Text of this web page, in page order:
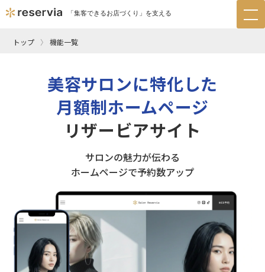
「集客できるお店づくり」を支える
トップ 機能一覧
美容サロンに特化した
月額制ホームページ
リザービアサイト
サロンの魅力が伝わる
ホームページで予約数アップ